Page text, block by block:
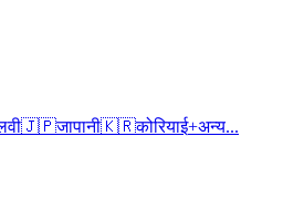
🇯🇵जापानी🇰🇷कोरियाई+अन्य...